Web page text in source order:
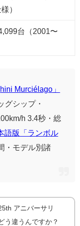
）
台（2001〜
Murciélago」
グシップ・
h 3.4秒・総
語版「ランボル
・モデル別諸
アニバーサリ
う違うんですか？